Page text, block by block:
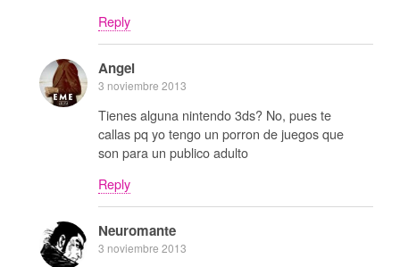
Reply
Angel
3 noviembre 2013
Tienes alguna nintendo 3ds? No, pues te
callas pq yo tengo un porron de juegos que
son para un publico adulto
Reply
Neuromante
3 noviembre 2013